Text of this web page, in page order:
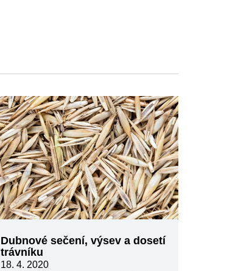
Dubnové sečení, výsev a dosetí
trávníku
18. 4. 2020